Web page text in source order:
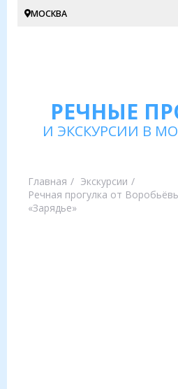
МОСКВА
РЕЧНЫЕ
И ЭКСКУРСИИ В
Главная
Экскурсии
Речная прогулка от
«Зарядье»